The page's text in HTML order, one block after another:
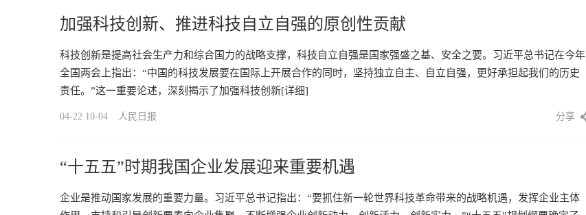
加强科技创新、推进科技自立自强的原创性贡献
科技创新是提高社会生产力和综合国力的战略支撑，科技自立自强是国家强盛之基、安全之要。习近平总书记在今年
全国两会上指出：“中国的科技发展要在国际上开展合作的同时，坚持独立自主、自立自强，更好承担起我们的历史
责任。”这一重要论述，深刻揭示了加强科技创新[详细]
04-22 10-04 人民日报 分享
“十五五”时期我国企业发展迎来重要机遇
企业是推动国家发展的重要力量。习近平总书记指出：“要抓住新一轮世界科技革命带来的战略机遇，发挥企业主体